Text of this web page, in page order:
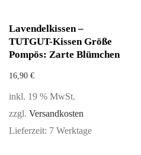
Lavendelkissen –
TUTGUT-Kissen Größe
Pompös: Zarte Blümchen
16,90 €
inkl. 19 % MwSt.
zzgl. Versandkosten
Lieferzeit: 7 Werktage